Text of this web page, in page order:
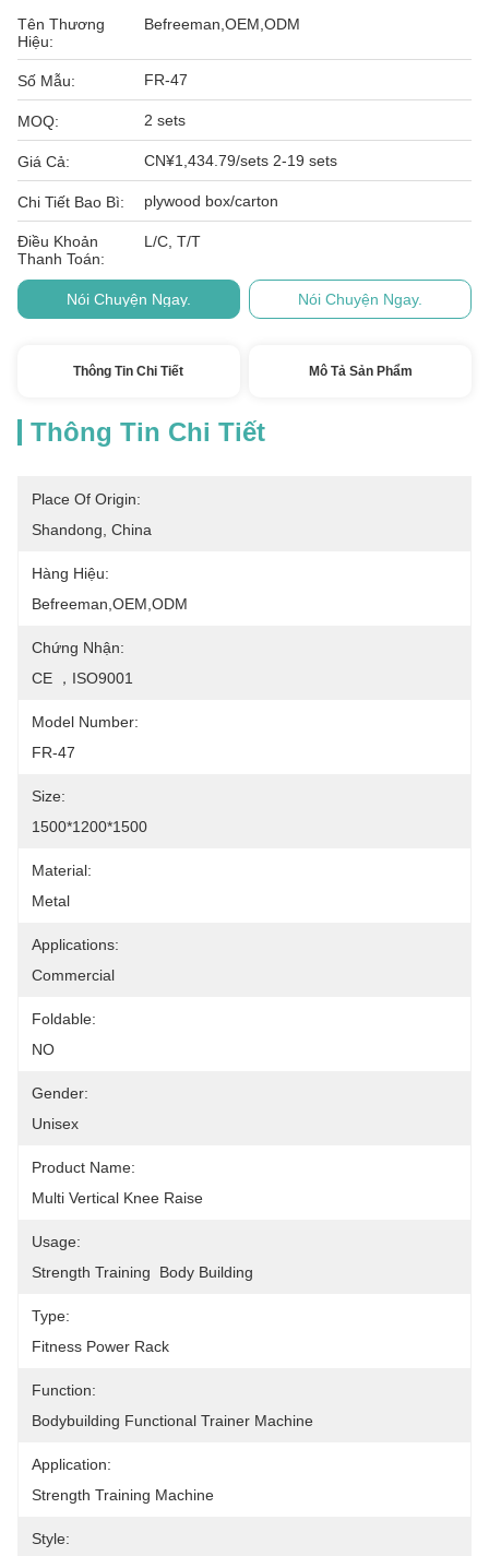
Tên Thương
Hiệu:
Befreeman,OEM,ODM
Số Mẫu: FR-47
MOQ: 2 sets
Giá Cả: CN¥1,434.79/sets 2-19 sets
Chi Tiết Bao Bì: plywood box/carton
Điều Khoản
Thanh Toán:
L/C, T/T
Nói Chuyện Ngay. Nói Chuyện Ngay.
Thông Tin Chi Tiết Mô Tả Sản Phẩm
Thông Tin Chi Tiết
Place Of Origin:
Shandong, China
Hàng Hiệu:
Befreeman,OEM,ODM
Chứng Nhận:
CE ，ISO9001
Model Number:
FR-47
Size:
1500*1200*1500
Material:
Metal
Applications:
Commercial
Foldable:
NO
Gender:
Unisex
Product Name:
Multi Vertical Knee Raise
Usage:
Strength Training  Body Building
Type:
Fitness Power Rack
Function:
Bodybuilding Functional Trainer Machine
Application:
Strength Training Machine
Style: